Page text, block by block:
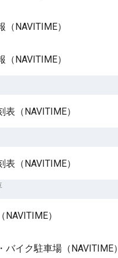
（NAVITIME）
（NAVITIME）
表（NAVITIME）
表（NAVITIME）
NAVITIME）
バイク駐車場（NAVITIME）